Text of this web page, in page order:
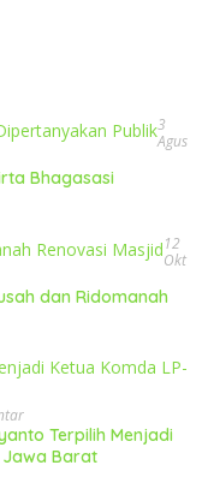
3
Agus
Bhagasasi
12
Okt
dan Ridomanah
Terpilih Menjadi
Jawa Barat